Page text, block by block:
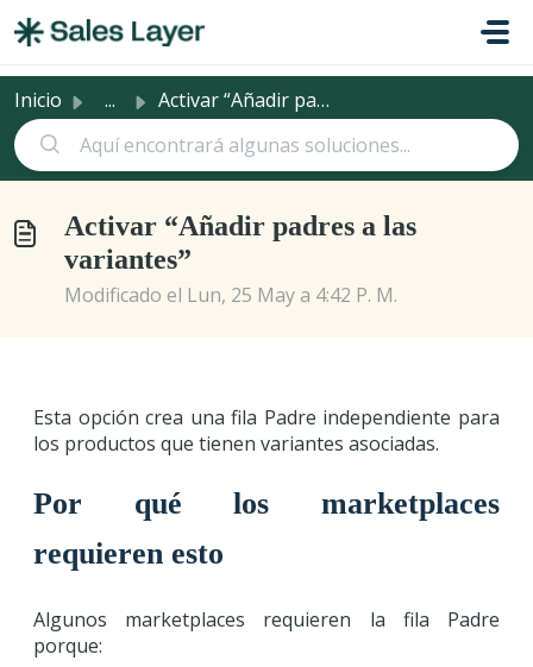
Inicio ... Activar “Añadir padres a las variantes”
Activar “Añadir padres a las
variantes”
Modificado el Lun, 25 May a 4:42 P. M.
Esta opción crea una fila Padre independiente para
los productos que tienen variantes asociadas.
Por qué los marketplaces
requieren esto
Algunos marketplaces requieren la fila Padre
porque: